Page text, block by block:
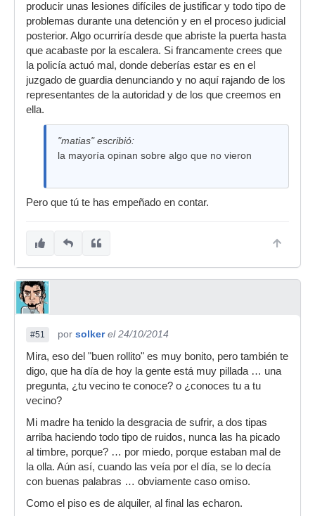
producir unas lesiones difíciles de justificar y todo tipo de
problemas durante una detención y en el proceso judicial
posterior. Algo ocurriría desde que abriste la puerta hasta
que acabaste por la escalera. Si francamente crees que
la policía actuó mal, donde deberías estar es en el
juzgado de guardia denunciando y no aquí rajando de los
representantes de la autoridad y de los que creemos en
ella.
"matias" escribió:
la mayoría opinan sobre algo que no vieron
Pero que tú te has empeñado en contar.
#51 por solker el 24/10/2014
Mira, eso del "buen rollito" es muy bonito, pero también te
digo, que ha día de hoy la gente está muy pillada … una
pregunta, ¿tu vecino te conoce? o ¿conoces tu a tu
vecino?
Mi madre ha tenido la desgracia de sufrir, a dos tipas
arriba haciendo todo tipo de ruidos, nunca las ha picado
al timbre, porque? … por miedo, porque estaban mal de
la olla. Aún así, cuando las veía por el día, se lo decía
con buenas palabras … obviamente caso omiso.
Como el piso es de alquiler, al final las echaron.